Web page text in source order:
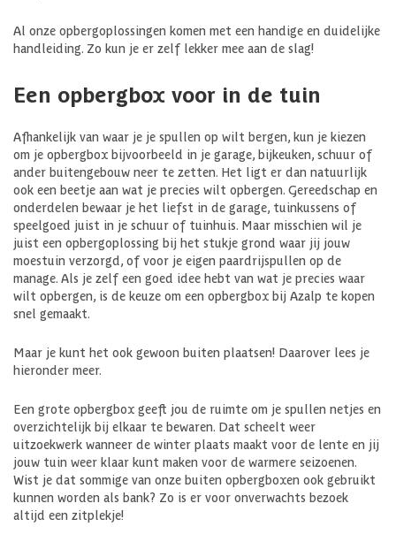
Al onze opbergoplossingen komen met een handige en duidelijke
handleiding. Zo kun je er zelf lekker mee aan de slag!
Een opbergbox voor in de tuin
Afhankelijk van waar je je spullen op wilt bergen, kun je kiezen
om je opbergbox bijvoorbeeld in je garage, bijkeuken, schuur of
ander buitengebouw neer te zetten. Het ligt er dan natuurlijk
ook een beetje aan wat je precies wilt opbergen. Gereedschap en
onderdelen bewaar je het liefst in de garage, tuinkussens of
speelgoed juist in je schuur of tuinhuis. Maar misschien wil je
juist een opbergoplossing bij het stukje grond waar jij jouw
moestuin verzorgd, of voor je eigen paardrijspullen op de
manage. Als je zelf een goed idee hebt van wat je precies waar
wilt opbergen, is de keuze om een opbergbox bij Azalp te kopen
snel gemaakt.
Maar je kunt het ook gewoon buiten plaatsen! Daarover lees je
hieronder meer.
Een grote opbergbox geeft jou de ruimte om je spullen netjes en
overzichtelijk bij elkaar te bewaren. Dat scheelt weer
uitzoekwerk wanneer de winter plaats maakt voor de lente en jij
jouw tuin weer klaar kunt maken voor de warmere seizoenen.
Wist je dat sommige van onze buiten opbergboxen ook gebruikt
kunnen worden als bank? Zo is er voor onverwachts bezoek
altijd een zitplekje!